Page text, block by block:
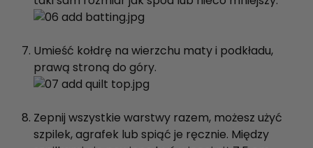
Umieść kołdrę na wierzchu maty i podkładu,
prawą stroną do góry.
Zepnij wszystkie warstwy razem, możesz użyć
szpilek, agrafek lub spiąć je ręcznie. Między